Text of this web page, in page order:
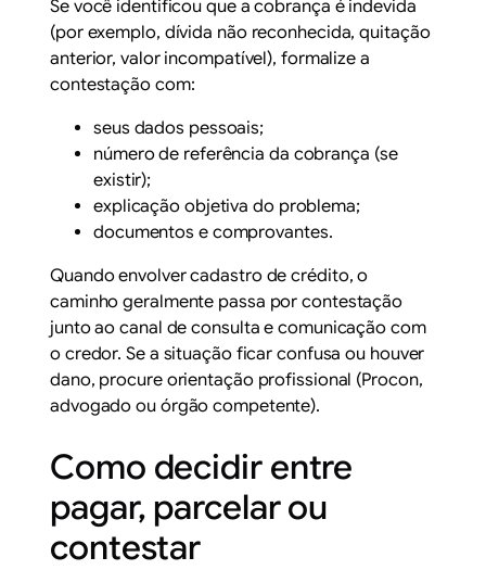
Se você identificou que a cobrança é indevida
(por exemplo, dívida não reconhecida, quitação
anterior, valor incompatível), formalize a
contestação com:
seus dados pessoais;
número de referência da cobrança (se
existir);
explicação objetiva do problema;
documentos e comprovantes.
Quando envolver cadastro de crédito, o
caminho geralmente passa por contestação
junto ao canal de consulta e comunicação com
o credor. Se a situação ficar confusa ou houver
dano, procure orientação profissional (Procon,
advogado ou órgão competente).
Como decidir entre
pagar, parcelar ou
contestar